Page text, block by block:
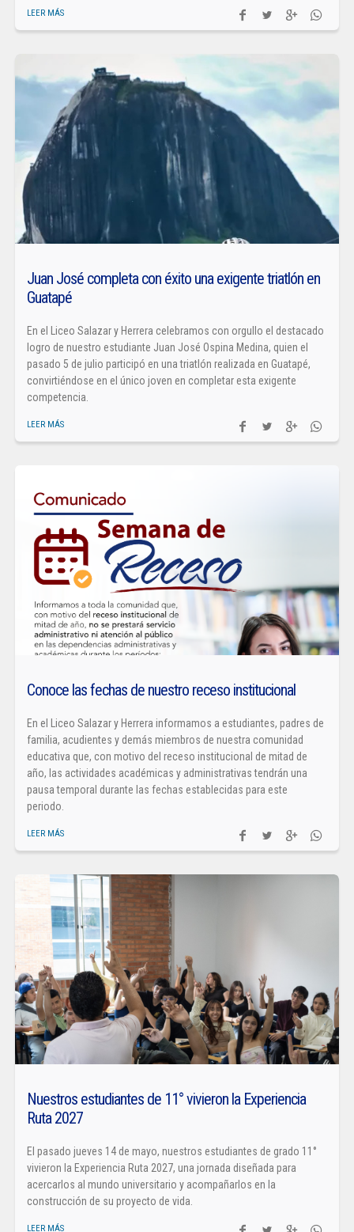
LEER MÁS
Juan José completa con éxito una exigente triatlón en
Guatapé
En el Liceo Salazar y Herrera celebramos con orgullo el destacado
logro de nuestro estudiante Juan José Ospina Medina, quien el
pasado 5 de julio participó en una triatlón realizada en Guatapé,
convirtiéndose en el único joven en completar esta exigente
competencia.
LEER MÁS
Conoce las fechas de nuestro receso institucional
En el Liceo Salazar y Herrera informamos a estudiantes, padres de
familia, acudientes y demás miembros de nuestra comunidad
educativa que, con motivo del receso institucional de mitad de
año, las actividades académicas y administrativas tendrán una
pausa temporal durante las fechas establecidas para este
periodo.
LEER MÁS
Nuestros estudiantes de 11° vivieron la Experiencia
Ruta 2027
El pasado jueves 14 de mayo, nuestros estudiantes de grado 11°
vivieron la Experiencia Ruta 2027, una jornada diseñada para
acercarlos al mundo universitario y acompañarlos en la
construcción de su proyecto de vida.
LEER MÁS